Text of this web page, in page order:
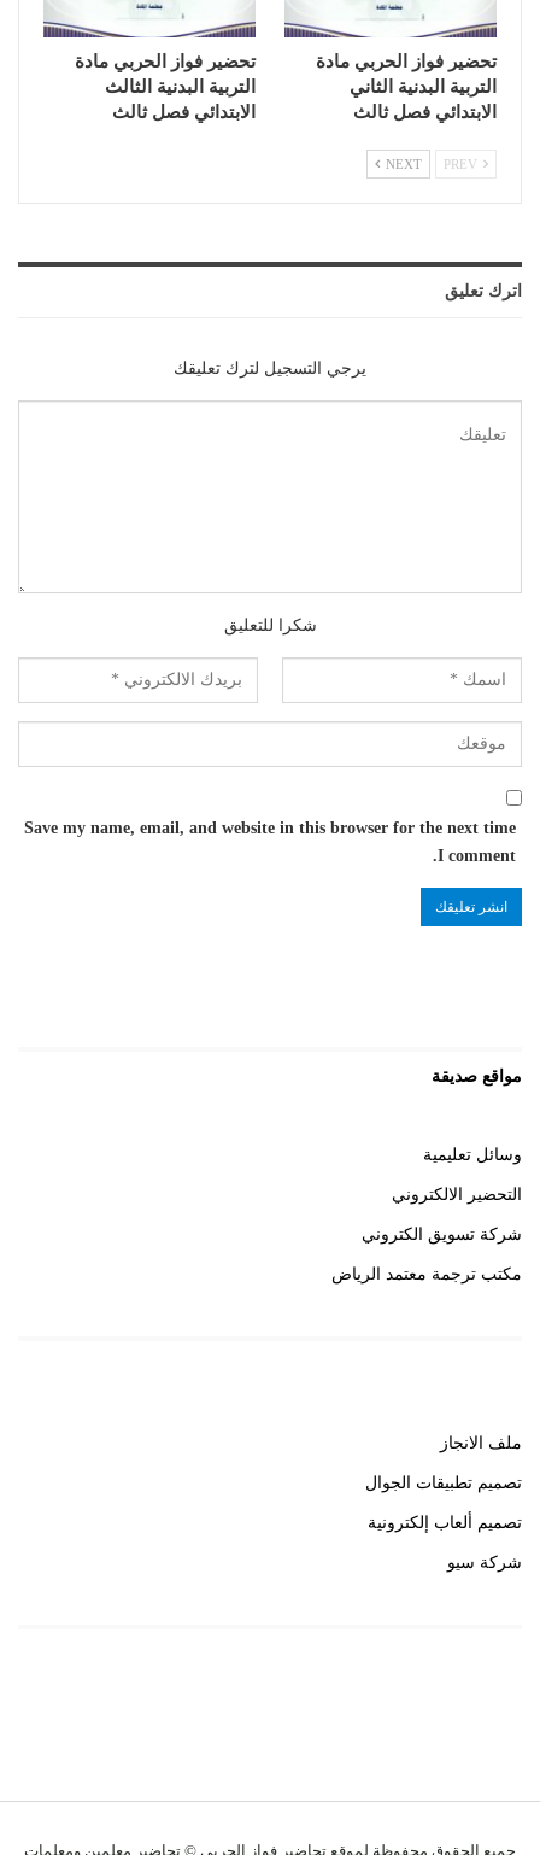
تحضير فواز الحربي مادة
التربية البدنية الثاني
الابتدائي فصل ثالث
تحضير فواز الحربي مادة
التربية البدنية الثالث
الابتدائي فصل ثالث
NEXT
اترك تعليق
يرجي التسجيل لترك تعليقك
شكرا للتعليق
Save my name, email, and website in this browser for the next time
I comment.
مواقع صديقة
وسائل تعليمية
التحضير الالكتروني
شركة تسويق الكتروني
مكتب ترجمة معتمد الرياض
ملف الانجاز
تصميم تطبيقات الجوال
تصميم ألعاب إلكترونية
شركة سيو
جميع الحقوق محفوظة لموقع تحاضير فواز الحربي © تحاضير معلمين ومعلمات